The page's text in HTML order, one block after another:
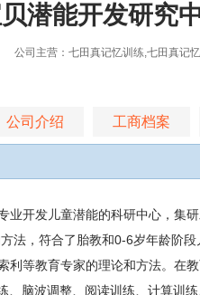
潜能开发研究
公司主营：七田真记忆训练,七田真记
公司介绍 工商档案
业开发儿童潜能的科研中心，集
法，符合了胎教和0-6岁年龄阶
利等教育专家的理论和方法。在
、脑波调整、阅读训练、计算训